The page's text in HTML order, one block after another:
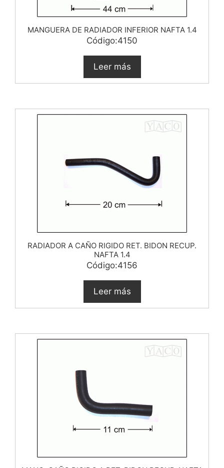
MANGUERA DE RADIADOR INFERIOR NAFTA 1.4
Código:4150
Leer más
RADIADOR A CAÑO RIGIDO RET. BIDON RECUP.
NAFTA 1.4
Código:4156
Leer más